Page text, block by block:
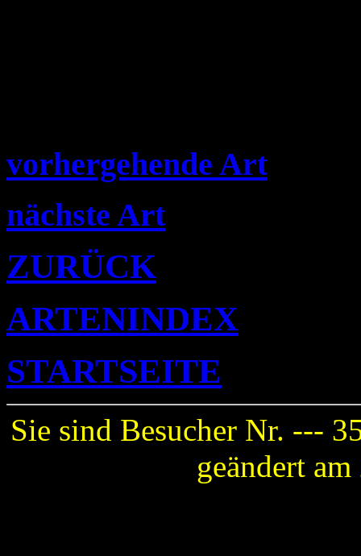
vorhergehende Art
nächste Art
ZURÜCK
ARTENINDEX
STARTSEITE
Sie sind Besucher Nr. ---
geändert